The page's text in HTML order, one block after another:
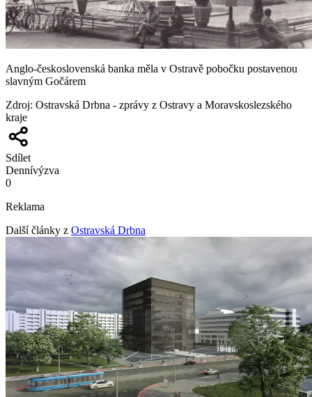
Anglo-československá banka měla v Ostravě pobočku postavenou
slavným Gočárem
Zdroj: Ostravská Drbna - zprávy z Ostravy a Moravskoslezského
kraje
Sdílet
Dennívýzva
0
Reklama
Další články z Ostravská Drbna